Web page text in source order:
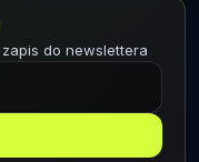
do newslettera